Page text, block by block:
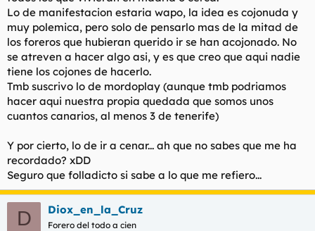
Lo de manifestacion estaria wapo, la idea es cojonuda y
muy polemica, pero solo de pensarlo mas de la mitad de
los foreros que hubieran querido ir se han acojonado. No
se atreven a hacer algo asi, y es que creo que aqui nadie
tiene los cojones de hacerlo.
Tmb suscrivo lo de mordoplay (aunque tmb podriamos
hacer aqui nuestra propia quedada que somos unos
cuantos canarios, al menos 3 de tenerife)
Y por cierto, lo de ir a cenar... ah que no sabes que me ha
recordado? xDD
Seguro que folladicto si sabe a lo que me refiero...
D Diox_en_la_Cruz
Forero del todo a cien